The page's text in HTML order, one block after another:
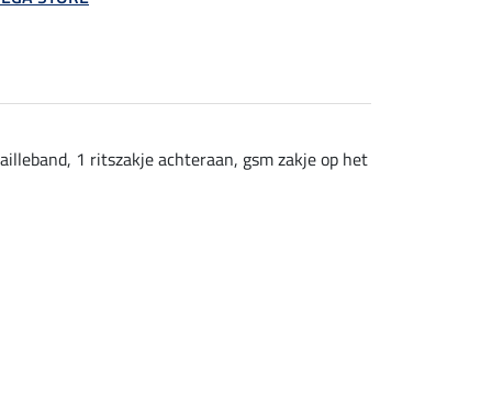
1 ritszakje achteraan, gsm zakje op het